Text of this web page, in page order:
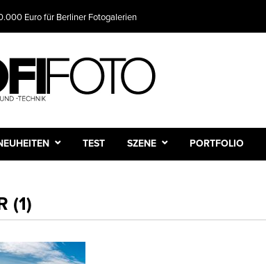
Euro für Berliner Fotogalerien
TEST SZENE PORTFOLIO
(1)